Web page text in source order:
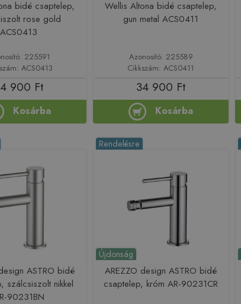
bidé csaptelep,
rose gold
ACS0413
225591
ACS0413
900 Ft
Kosárba
Wellis Altona bidé csaptelep,
gun metal ACS0411
Azonosító: 225589
Cikkszám: ACS0411
34 900 Ft
Kosárba
ASTRO bidé
szálcsiszolt nikkel
90231BN
Újdonság
Rendelésre
AREZZO design ASTRO bidé
csaptelep, króm AR-90231CR